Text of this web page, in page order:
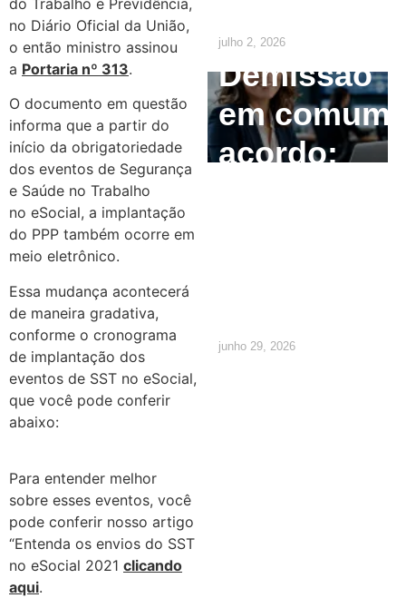
do Trabalho e Previdência,
no Diário Oficial da União,
o então ministro assinou
a Portaria nº 313.
O documento em questão
informa que a partir do
início da obrigatoriedade
dos eventos de Segurança
e Saúde no Trabalho
no eSocial, a implantação
do PPP também ocorre em
meio eletrônico.
Essa mudança acontecerá
de maneira gradativa,
conforme o cronograma
de implantação dos
eventos de SST no eSocial,
que você pode conferir
abaixo:
Para entender melhor
sobre esses eventos, você
pode conferir nosso artigo
“Entenda os envios do SST
no eSocial 2021 clicando
aqui.
julho 2, 2026
Demissão
em comum
acordo:
junho 29, 2026